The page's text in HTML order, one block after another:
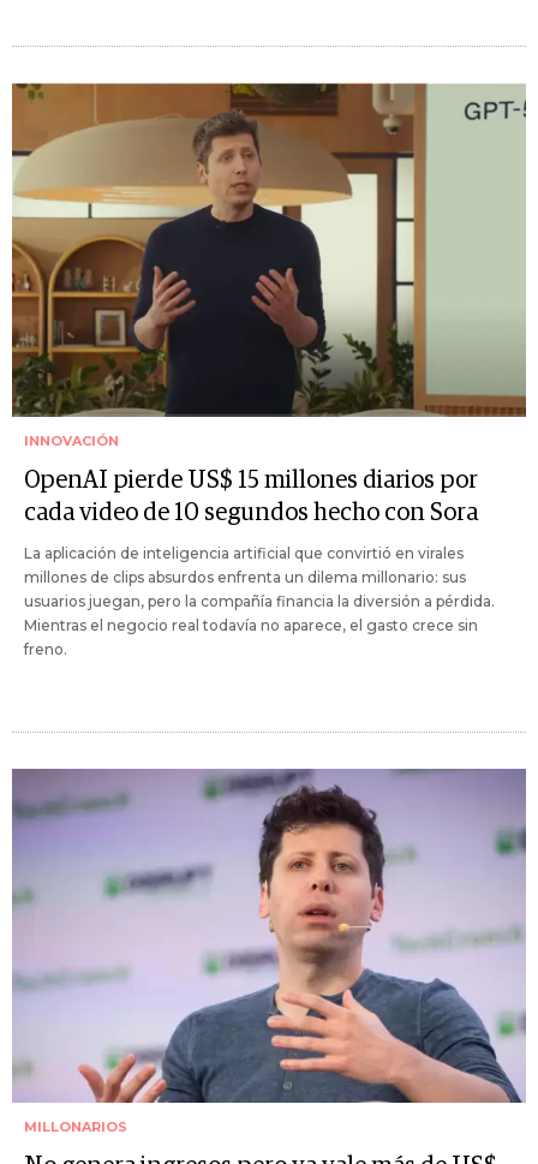
INNOVACIÓN
OpenAI pierde US$ 15 millones diarios por
cada video de 10 segundos hecho con Sora
La aplicación de inteligencia artificial que convirtió en virales
millones de clips absurdos enfrenta un dilema millonario: sus
usuarios juegan, pero la compañía financia la diversión a pérdida.
Mientras el negocio real todavía no aparece, el gasto crece sin
freno.
MILLONARIOS